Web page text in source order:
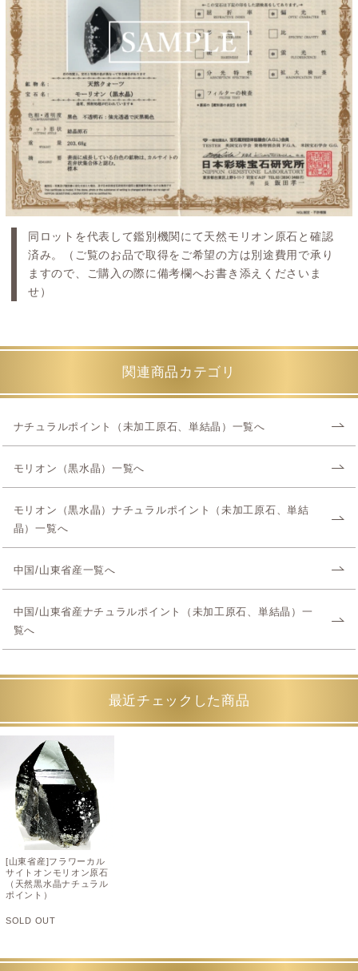
同ロットを代表して鑑別機関にて天然モリオン原石と確認
済み。（ご覧のお品で取得をご希望の方は別途費用で承り
ますので、ご購入の際に備考欄へお書き添えくださいま
せ）
関連商品カテゴリ
ナチュラルポイント（未加工原石、単結晶）一覧へ
モリオン（黒水晶）一覧へ
モリオン（黒水晶）ナチュラルポイント（未加工原石、単結
晶）一覧へ
中国/山東省産一覧へ
中国/山東省産ナチュラルポイント（未加工原石、単結晶）一
覧へ
最近チェックした商品
[山東省産]フラワーカル
サイトオンモリオン原石
（天然黒水晶ナチュラル
ポイント）
SOLD OUT